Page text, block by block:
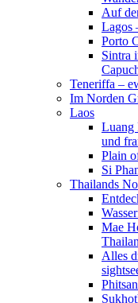
Auf
Lagos
Porto
Sintra
Teneriffa –
Im Norden
Laos
Luang
und
Plain
Si
Thailands
Mae
Alles